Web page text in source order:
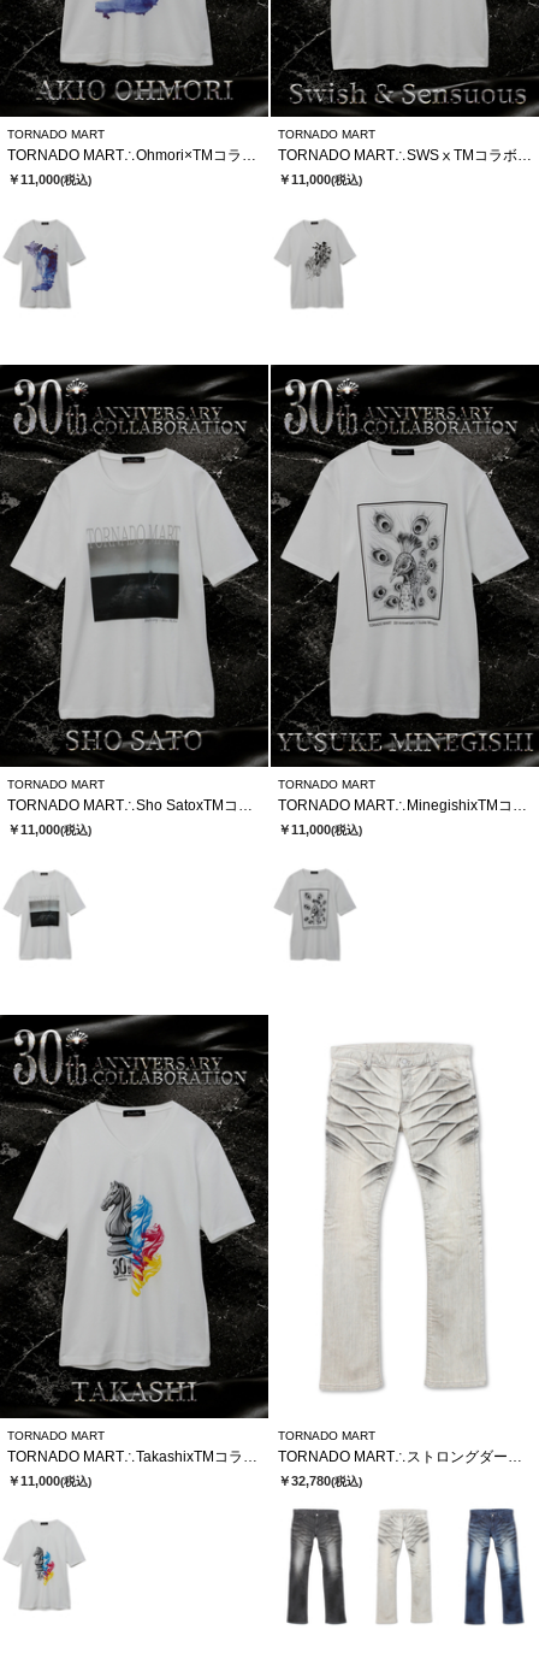
TORNADO MART
TORNADO MART∴Ohmori×TMコラボTシャツ
￥11,000(税込)
TORNADO MART
TORNADO MART∴SWSⅹTMコラボTシャツ
￥11,000(税込)
TORNADO MART
TORNADO MART∴Sho SatoxTMコラボTシャツ
￥11,000(税込)
TORNADO MART
TORNADO MART∴MinegishixTMコラボTシャツ
￥11,000(税込)
TORNADO MART
￥11,000(税込)
TORNADO MART
￥32,780(税込)